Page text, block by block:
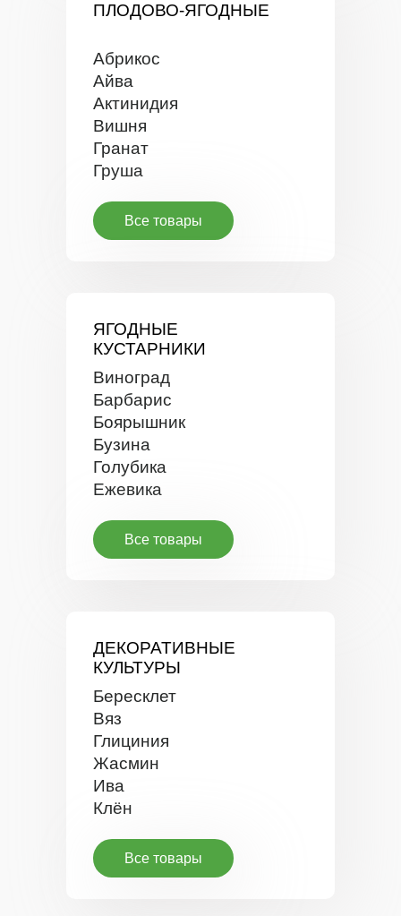
ПЛОДОВО-ЯГОДНЫЕ
Абрикос
Айва
Актинидия
Вишня
Гранат
Груша
Все товары
ЯГОДНЫЕ
КУСТАРНИКИ
Виноград
Барбарис
Боярышник
Бузина
Голубика
Ежевика
Все товары
ДЕКОРАТИВНЫЕ
КУЛЬТУРЫ
Бересклет
Вяз
Глициния
Жасмин
Ива
Клён
Все товары